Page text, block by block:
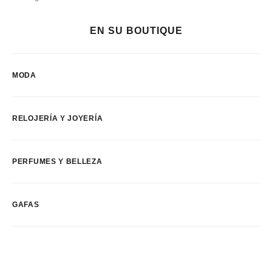
EN SU BOUTIQUE
MODA
RELOJERÍA Y JOYERÍA
PERFUMES Y BELLEZA
GAFAS